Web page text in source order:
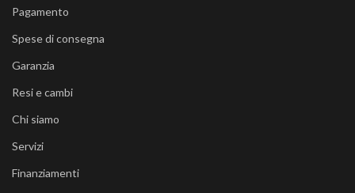
Pagamento
Spese di consegna
Garanzia
Resi e cambi
Chi siamo
Servizi
Finanziamenti